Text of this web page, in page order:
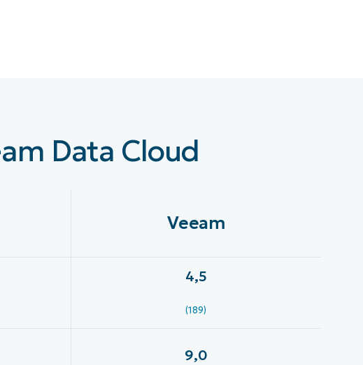
Data Cloud
Veeam
4,5
(189)
9,0